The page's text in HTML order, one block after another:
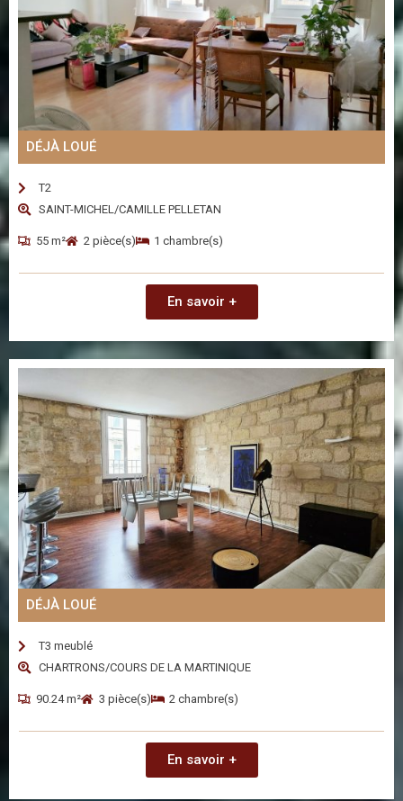
DÉJÀ LOUÉ
T2
SAINT-MICHEL/CAMILLE PELLETAN
55 m² 2 pièce(s) 1 chambre(s)
En savoir +
DÉJÀ LOUÉ
T3 meublé
CHARTRONS/COURS DE LA MARTINIQUE
90.24 m² 3 pièce(s) 2 chambre(s)
En savoir +